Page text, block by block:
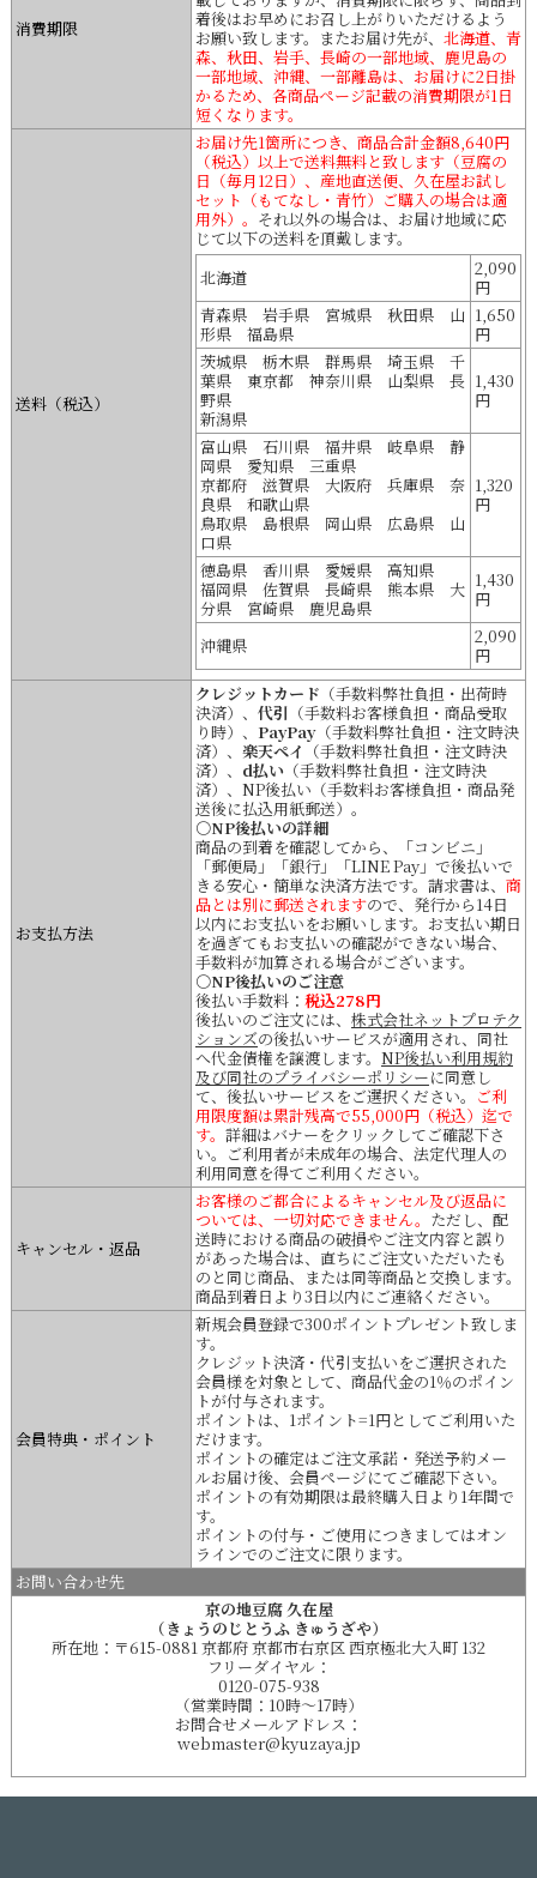
消費期限
着後はお早めにお召し上がりいただけるよう
お願い致します。またお届け先が、 北海道、青
森、秋田、岩手、長崎の一部地域、鹿児島の
一部地域、沖縄、一部離島は、お届けに2日掛
かるため、各商品ページ記載の消費期限が1日
短くなります。
送料（税込）
お届け先1箇所につき、商品合計金額8,640円
（税込）以上で送料無料と致します（豆腐の
日（毎月12日）、産地直送便、久在屋お試し
セット（もてなし・青竹）ご購入の場合は適
用外）。 それ以外の場合は、お届け地域に応
じて以下の送料を頂戴します。
北海道
2,090
円
青森県 岩手県 宮城県 秋田県 山
形県 福島県
1,650
円
茨城県 栃木県 群馬県 埼玉県 千
葉県 東京都 神奈川県 山梨県 長
野県
新潟県
1,430
円
富山県 石川県 福井県 岐阜県 静
岡県 愛知県 三重県
京都府 滋賀県 大阪府 兵庫県 奈
良県 和歌山県
鳥取県 島根県 岡山県 広島県 山
口県
1,320
円
徳島県 香川県 愛媛県 高知県
福岡県 佐賀県 長崎県 熊本県 大
分県 宮崎県 鹿児島県
1,430
円
沖縄県
2,090
円
お支払方法
クレジットカード （手数料弊社負担・出荷時
決済）、 代引 （手数料お客様負担・商品受取
り時）、 PayPay （手数料弊社負担・注文時決
済）、 楽天ペイ （手数料弊社負担・注文時決
済）、 d払い （手数料弊社負担・注文時決
済）、NP後払い（手数料お客様負担・商品発
送後に払込用紙郵送）。
○NP後払いの詳細
商品の到着を確認してから、「コンビニ」
「郵便局」「銀行」「LINE Pay」で後払いで
きる安心・簡単な決済方法です。請求書は、 商
品とは別に郵送されますので、発行から14日
以内にお支払いをお願いします。お支払い期日
を過ぎてもお支払いの確認ができない場合、
手数料が加算される場合がございます。
○NP後払いのご注意
後払い手数料： 税込278円
後払いのご注文には、 株式会社ネットプロテク
ションズの後払いサービスが適用され、同社
へ代金債権を譲渡します。 NP後払い利用規約
及び同社のプライバシーポリシーに同意し
て、後払いサービスをご選択ください。 ご利
用限度額は累計残高で55,000円（税込）迄で
す。 詳細はバナーをクリックしてご確認下さ
い。ご利用者が未成年の場合、法定代理人の
利用同意を得てご利用ください。
キャンセル・返品
お客様のご都合によるキャンセル及び返品に
ついては、一切対応できません。 ただし、配
送時における商品の破損やご注文内容と誤り
があった場合は、直ちにご注文いただいたも
のと同じ商品、または同等商品と交換します。
商品到着日より3日以内にご連絡ください。
会員特典・ポイント
新規会員登録で300ポイントプレゼント致しま
す。
クレジット決済・代引支払いをご選択された
会員様を対象として、商品代金の1％のポイン
トが付与されます。
ポイントは、1ポイント=1円としてご利用いた
だけます。
ポイントの確定はご注文承諾・発送予約メー
ルお届け後、会員ページにてご確認下さい。
ポイントの有効期限は最終購入日より1年間で
す。
ポイントの付与・ご使用につきましてはオン
ラインでのご注文に限ります。
お問い合わせ先
京の地豆腐 久在屋
（きょうのじとうふ きゅうざや）
所在地：〒615-0881 京都府 京都市右京区 西京極北大入町 132
フリーダイヤル：
0120-075-938
（営業時間：10時～17時）
お問合せメールアドレス：
webmaster@kyuzaya.jp
京都のおいしい豆腐（おとうふ）お取り寄せ・京都のおいしい豆腐（おとうふ）ギフト・京都の